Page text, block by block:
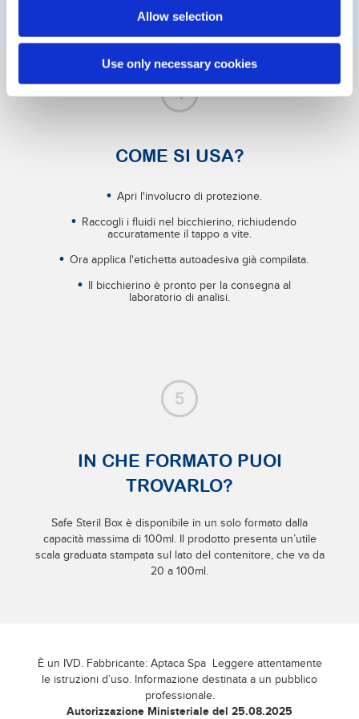
Allow selection
Use only necessary cookies
COME SI USA?
Apri l'involucro di protezione.
Raccogli i fluidi nel bicchierino, richiudendo
accuratamente il tappo a vite.
Ora applica l'etichetta autoadesiva già compilata.
Il bicchierino è pronto per la consegna al
laboratorio di analisi.
IN CHE FORMATO PUOI
TROVARLO?
Safe Steril Box è disponibile in un solo formato dalla
capacità massima di 100ml. Il prodotto presenta un’utile
scala graduata stampata sul lato del contenitore, che va da
20 a 100ml.
È un IVD. Fabbricante: Aptaca Spa Leggere attentamente
le istruzioni d’uso. Informazione destinata a un pubblico
professionale.
Autorizzazione Ministeriale del 25.08.2025